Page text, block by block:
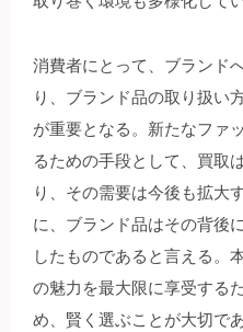
消費者にとって、ブランド
り、ブランド品の取り扱い
が重要となる。新たなファ
るための手段として、買取
り、その需要は今後も拡大
に、ブランド品はその背後
したものであると言える。
の魅力を最大限に享受する
め、賢く選ぶことが大切であ